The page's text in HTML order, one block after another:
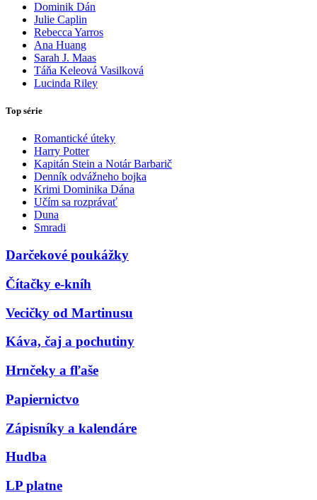
Dominik Dán
Julie Caplin
Rebecca Yarros
Ana Huang
Sarah J. Maas
Táňa Keleová Vasilková
Lucinda Riley
Top série
Romantické úteky
Harry Potter
Kapitán Stein a Notár Barbarič
Denník odvážneho bojka
Krimi Dominika Dána
Učím sa rozprávať
Duna
Smradi
Darčekové poukážky
Čítačky e-kníh
Vecičky od Martinusu
Káva, čaj a pochutiny
Hrnčeky a fľaše
Papiernictvo
Zápisníky a kalendáre
Hudba
LP platne